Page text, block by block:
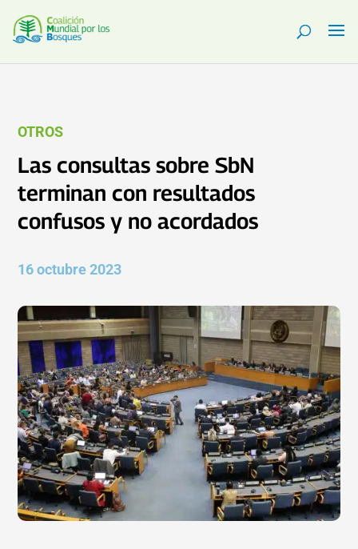
OTROS
Las consultas sobre SbN
terminan con resultados
confusos y no acordados
16 octubre 2023